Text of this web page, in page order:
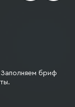
бриф